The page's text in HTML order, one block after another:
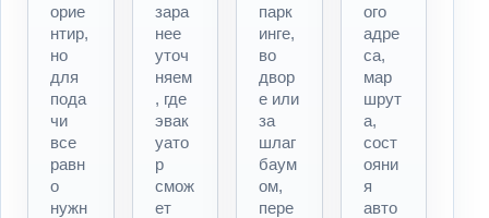
орие
нтир,
но
для
пода
чи
все
равн
о
нужн
зара
нее
уточ
няем
, где
эвак
уато
р
смож
ет
парк
инге,
во
двор
е или
за
шлаг
баум
ом,
пере
ого
адре
са,
мар
шрут
а,
сост
ояни
я
авто